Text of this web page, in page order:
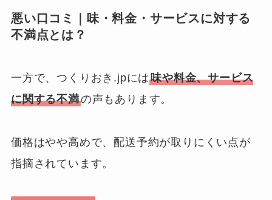
悪い口コミ｜味・料金・サービスに対する
不満点とは？
一方で、つくりおき.jpには味や料金、サービス
に関する不満の声もあります。
価格はやや高めで、配送予約が取りにくい点が
指摘されています。